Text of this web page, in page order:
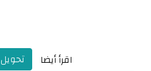
اقرأ أيضا
تحويل